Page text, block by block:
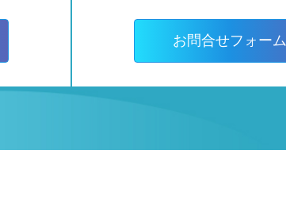
お問合せフォーム